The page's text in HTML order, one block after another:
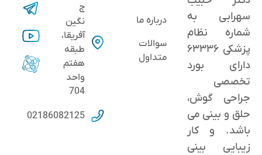
سهرابی به
شماره نظام
پزشکی ۶۳۳۳۶
دارای بورد
تخصصی
جراحی گوش،
حلق و بینی می
باشد. و کار
زیبایی بینی
درباره ما
سوالات
متداول
ج
نگین
آفریقا،
طبقه
هفتم
واحد
704
02186082125